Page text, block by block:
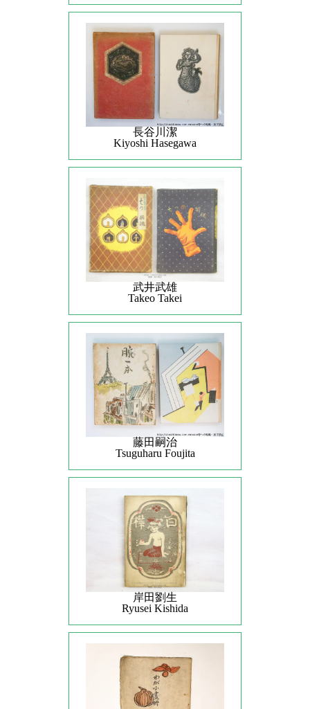
長谷川潔
Kiyoshi Hasegawa
武井武雄
Takeo Takei
藤田嗣治
Tsuguharu Foujita
岸田劉生
Ryusei Kishida